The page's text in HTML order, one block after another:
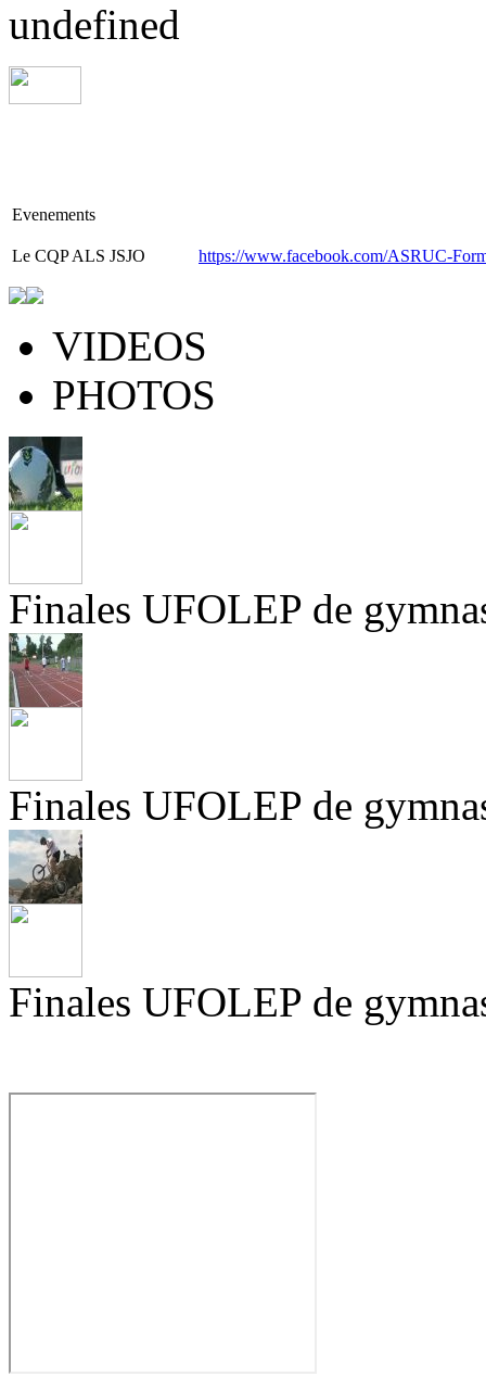
undefined
Evenements
Le CQP ALS JSJO https://www.facebook.com/ASRUC-
VIDEOS
PHOTOS
Finales UFOLEP de
Finales UFOLEP de
Finales UFOLEP de